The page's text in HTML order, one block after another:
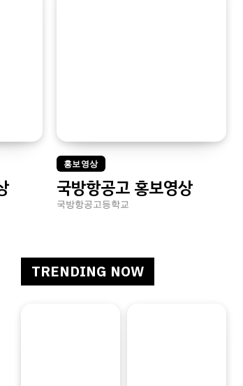
홍보영상
국방항공고 홍보영상
국방항공고등학교
TRENDING NOW